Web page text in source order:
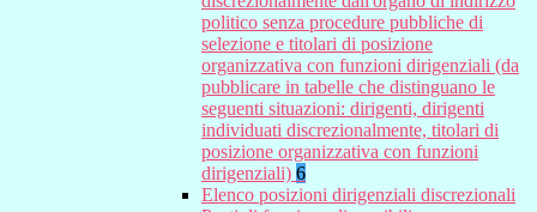
politico senza procedure pubbliche di
selezione e titolari di posizione
organizzativa con funzioni dirigenziali (da
pubblicare in tabelle che distinguano le
seguenti situazioni: dirigenti, dirigenti
individuati discrezionalmente, titolari di
posizione organizzativa con funzioni
dirigenziali) 6
Elenco posizioni dirigenziali discrezionali